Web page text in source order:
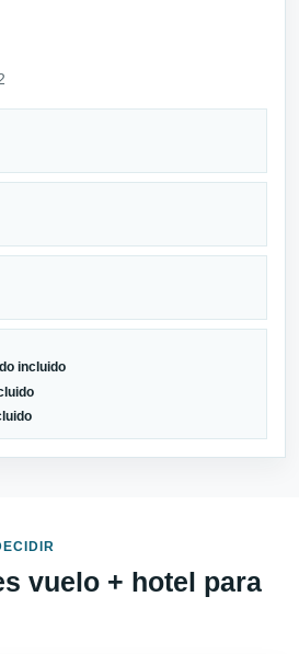
incluido
vuelo + hotel para